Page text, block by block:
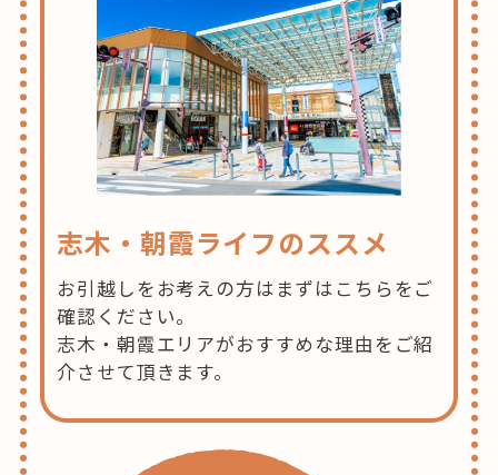
志木・朝霞ライフのススメ
お引越しをお考えの方はまずはこちらをご
確認ください。
志木・朝霞エリアがおすすめな理由をご紹
介させて頂きます。